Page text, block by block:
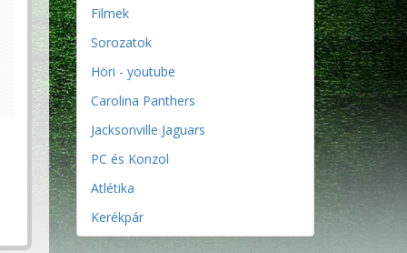
Filmek
Sorozatok
Höri - youtube
Carolina Panthers
Jacksonville Jaguars
PC és Konzol
Atlétika
Kerékpár